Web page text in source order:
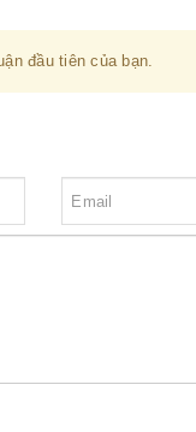
đầu tiên của bạn.